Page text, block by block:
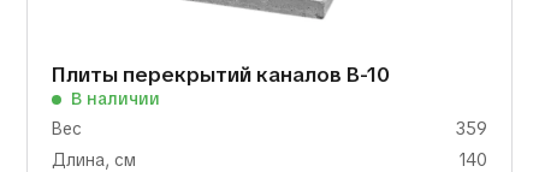
Плиты перекрытий каналов В-10
В наличии
Вес
359
Длина, см
140